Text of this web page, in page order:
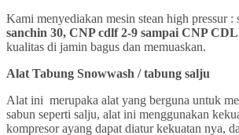
Kami menyediakan mesin stean high pressur :
sanchin 30, CNP cdlf 2-9 sampai CNP
kualitas di jamin bagus dan memuaskan.
Alat Tabung Snowwash / tabung salju
Alat ini merupaka alat yang berguna untuk
sabun seperti salju, alat ini menggunakan
kompresor ayang dapat diatur kekuatan nya,